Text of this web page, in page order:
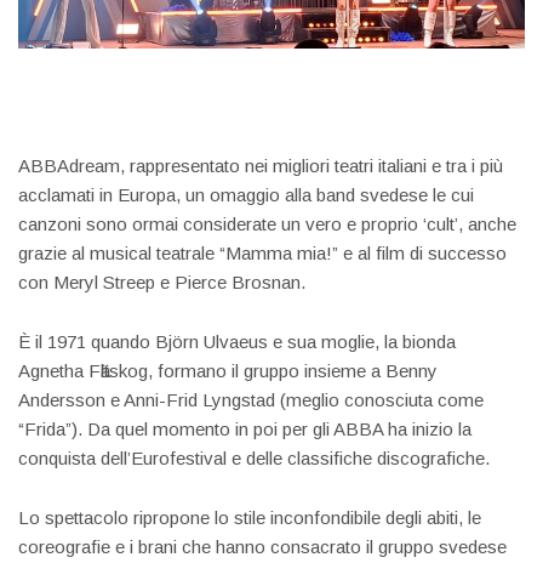
ABBAdream, rappresentato nei migliori teatri italiani e tra i più
acclamati in Europa, un omaggio alla band svedese le cui
canzoni sono ormai considerate un vero e proprio ‘cult’, anche
grazie al musical teatrale “Mamma mia!” e al film di successo
con Meryl Streep e Pierce Brosnan.
È il 1971 quando Björn Ulvaeus e sua moglie, la bionda
Agnetha Fӓltskog, formano il gruppo insieme a Benny
Andersson e Anni-Frid Lyngstad (meglio conosciuta come
“Frida”). Da quel momento in poi per gli ABBA ha inizio la
conquista dell’Eurofestival e delle classifiche discografiche.
Lo spettacolo ripropone lo stile inconfondibile degli abiti, le
coreografie e i brani che hanno consacrato il gruppo svedese